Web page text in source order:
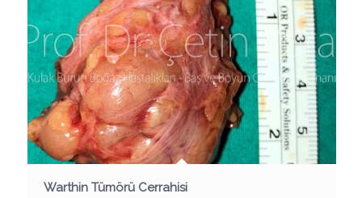
Warthin Tümörü Cerrahisi